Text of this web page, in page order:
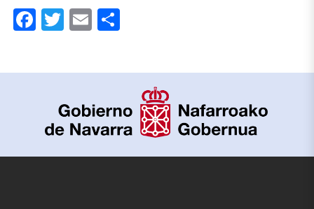
Facebook
Twitter
Email